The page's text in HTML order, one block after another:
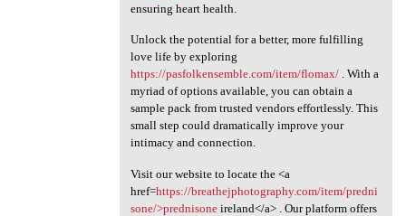
ensuring heart health.
Unlock the potential for a better, more fulfilling
love life by exploring
https://pasfolkensemble.com/item/flomax/. With a
myriad of options available, you can obtain a
sample pack from trusted vendors effortlessly. This
small step could dramatically improve your
intimacy and connection.
Visit our website to locate the <a
href=https://breathejphotography.com/item/predni
sone/>prednisoneireland</a> . Our platform offers